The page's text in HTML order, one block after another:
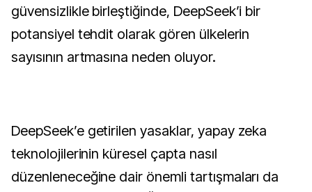
güvensizlikle birleştiğinde, DeepSeek’i bir
potansiyel tehdit olarak gören ülkelerin
sayısının artmasına neden oluyor.
DeepSeek’e getirilen yasaklar, yapay zeka
teknolojilerinin küresel çapta nasıl
düzenleneceğine dair önemli tartışmaları da